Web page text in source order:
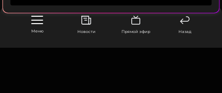
Меню Новости Прямой эфир Назад